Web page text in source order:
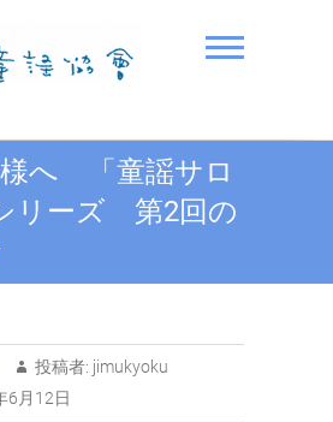
人日本童謡協
へ 「童謡サロ
リーズ 第2回の
投稿者: jimukyoku
6月12日